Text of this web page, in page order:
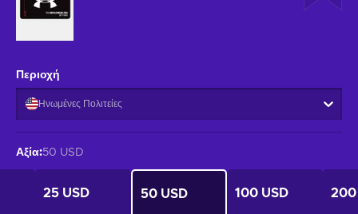
Περιοχή
Ηνωμένες Πολιτείες
Αξία:50 USD
25 USD 50 USD 100 USD 200